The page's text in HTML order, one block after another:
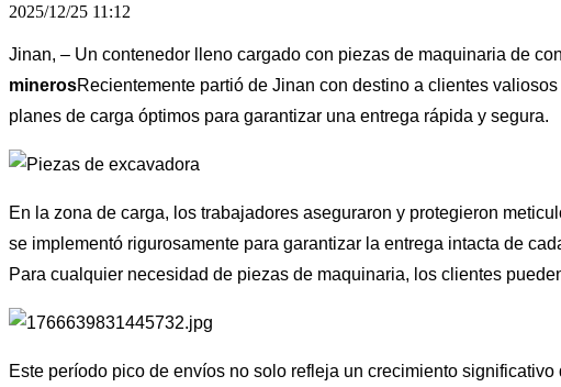
2025/12/25 11:12
Jinan, – Un contenedor lleno cargado con piezas de maquinaria de
minerosRecientemente partió de Jinan con destino a clientes
planes de carga óptimos para garantizar una entrega rápida y segura.
En la zona de carga, los trabajadores aseguraron y protegieron
se implementó rigurosamente para garantizar la entrega intacta de
Para cualquier necesidad de piezas de maquinaria, los clientes
Este período pico de envíos no solo refleja un crecimiento